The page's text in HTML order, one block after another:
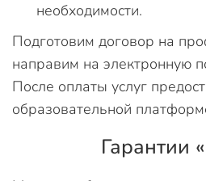
необходимости.
Подготовим договор на
направим на электронную
После оплаты услуг
образовательной
Гарантии